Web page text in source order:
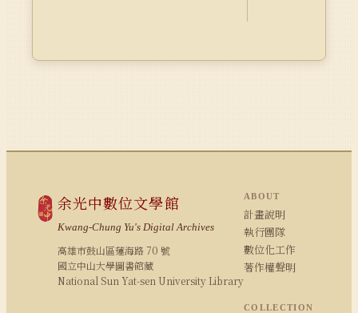
余光中數位文學館
Kwang-Chung Yu's Digital Archives
高雄市鼓山區蓮海路 70 號
國立中山大學圖書館藏
National Sun Yat-sen University Library
ABOUT
計畫說明
執行團隊
數位化工作
著作權聲明
COLLECTION